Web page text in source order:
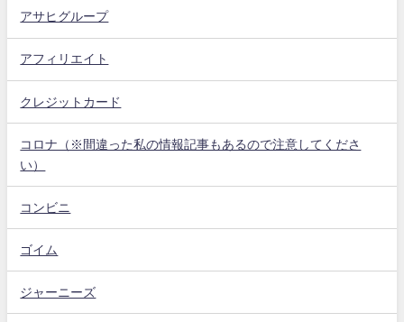
アサヒグループ
アフィリエイト
クレジットカード
コロナ（※間違った私の情報記事もあるので注意してくださ
い）
コンビニ
ゴイム
ジャーニーズ